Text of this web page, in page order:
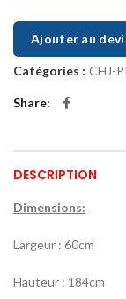
Ajouter au
Catégories : CHJ-
Share
DESCRIPTION
Dimensions:
Largeur : 60cm
Hauteur : 184cm